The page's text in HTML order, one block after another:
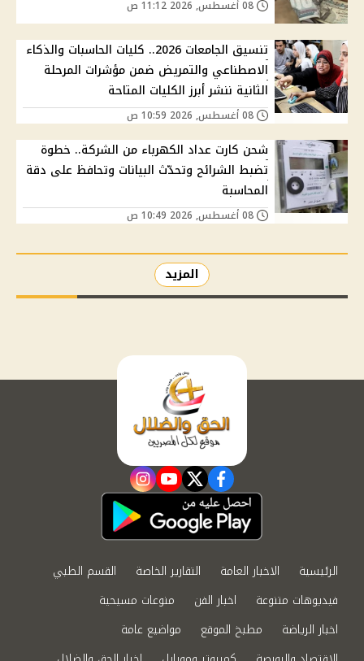
تنسيق الجامعات 2026.. كليات الحاسبات والذكاء
الاصطناعي والتمريض ضمن مؤشرات المرحلة
الثانية ننشر أبرز الكليات المتاحة
شحن كارت عداد الكهرباء من الشركة.. خطوة
تضبط الشرائح وتحدّث البيانات وتحافظ على دقة
المحاسبة
المزيد
facebook
twitter
youtube
instagram
الرئيسية الاخبار العامة التقارير الخاصة
القسم الطبي
فيديوهات متنوعة
اخبار الفن
منوعات مسيحية
اخبار الرياضة
مطبخ الموقع
مواضيع عامة